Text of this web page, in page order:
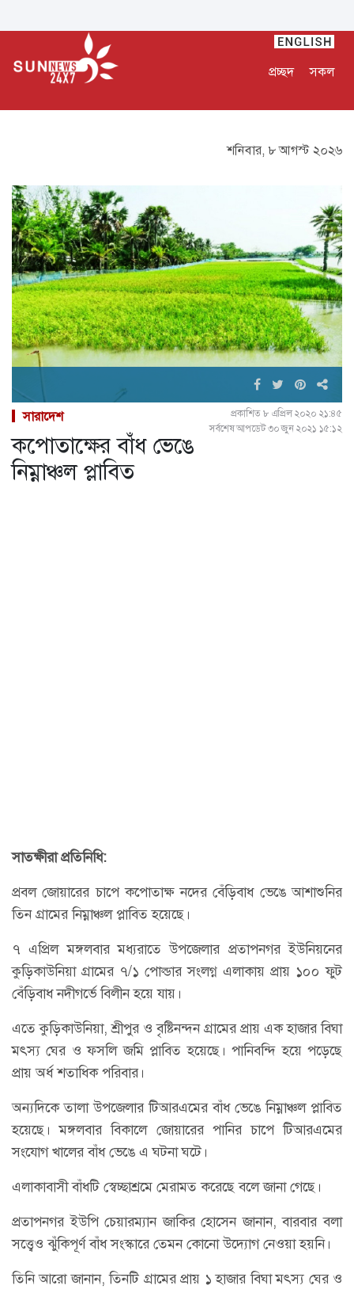
প্রচ্ছদ সকল
শনিবার, ৮ আগস্ট ২০২৬
সারাদেশ
প্রকাশিত ৮ এপ্রিল ২০২০ ২১:৪৫
সর্বশেষ আপডেট ৩০ জুন ২০২১ ১৫:১২
কপোতাক্ষের বাঁধ ভেঙে
নিম্নাঞ্চল প্লাবিত
সাতক্ষীরা প্রতিনিধি:
প্রবল জোয়ারের চাপে কপোতাক্ষ নদের বেঁড়িবাধ ভেঙে আশাশুনির
তিন গ্রামের নিম্নাঞ্চল প্লাবিত হয়েছে।
৭ এপ্রিল মঙ্গলবার মধ্যরাতে উপজেলার প্রতাপনগর ইউনিয়নের
কুড়িকাউনিয়া গ্রামের ৭/১ পোল্ডার সংলগ্ন এলাকায় প্রায় ১০০ ফুট
বেঁড়িবাধ নদীগর্ভে বিলীন হয়ে যায়।
এতে কুড়িকাউনিয়া, শ্রীপুর ও বৃষ্টিনন্দন গ্রামের প্রায় এক হাজার বিঘা
মৎস্য ঘের ও ফসলি জমি প্লাবিত হয়েছে। পানিবন্দি হয়ে পড়েছে
প্রায় অর্ধ শতাধিক পরিবার।
অন্যদিকে তালা উপজেলার টিআরএমের বাঁধ ভেঙে নিম্নাঞ্চল প্লাবিত
হয়েছে। মঙ্গলবার বিকালে জোয়ারের পানির চাপে টিআরএমের
সংযোগ খালের বাঁধ ভেঙে এ ঘটনা ঘটে।
এলাকাবাসী বাঁধটি স্বেচ্ছাশ্রমে মেরামত করেছে বলে জানা গেছে।
প্রতাপনগর ইউপি চেয়ারম্যান জাকির হোসেন জানান, বারবার বলা
সত্ত্বেও ঝুঁকিপূর্ণ বাঁধ সংস্কারে তেমন কোনো উদ্যোগ নেওয়া হয়নি।
তিনি আরো জানান, তিনটি গ্রামের প্রায় ১ হাজার বিঘা মৎস্য ঘের ও